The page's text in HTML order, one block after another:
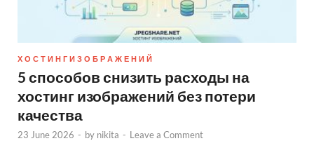
Х О С Т И Н Г И З О Б Р А Ж Е Н И Й
5 способов снизить расходы на
хостинг изображений без потери
качества
23 June 2026 - by nikita - Leave a Comment